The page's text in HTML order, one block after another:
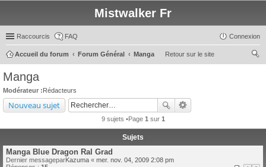
Mistwalker Fr
Raccourcis FAQ Connexion
Retour sur le site
Accueil du forum Forum Général
Manga
Manga
Modérateur :Rédacteurs
Nouveau sujet
9 sujets •Page 1 sur 1
Sujets
Manga Blue Dragon Ral Grad
Dernier messageparKazuma « mer. nov. 04, 2009 2:08 pm